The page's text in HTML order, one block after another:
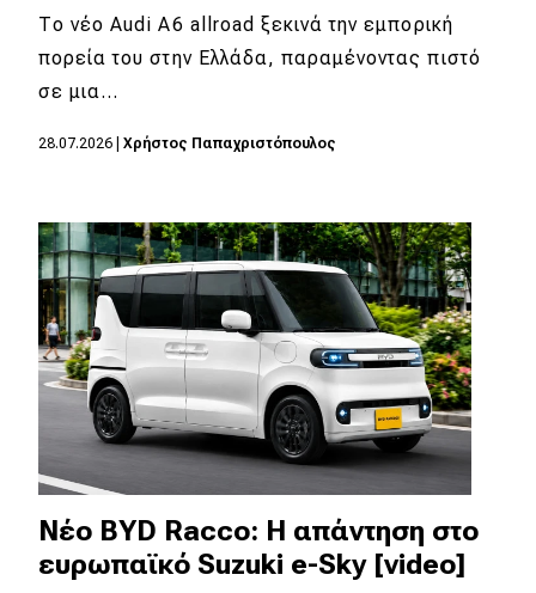
Το νέο Audi A6 allroad ξεκινά την εμπορική
πορεία του στην Ελλάδα, παραμένοντας πιστό
σε μια…
28.07.2026 Χρήστος Παπαχριστόπουλος
Νέο BYD Racco: Η απάντηση στο
ευρωπαϊκό Suzuki e-Sky [video]